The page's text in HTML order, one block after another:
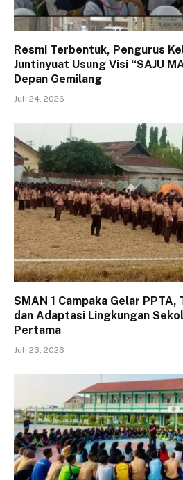
Resmi Terbentuk, Pengurus
Juntinyuat Usung Visi “SAJU
Depan Gemilang
Juli 24, 2026
SMAN 1 Campaka Gelar
dan Adaptasi Lingkungan
Pertama
Juli 23, 2026